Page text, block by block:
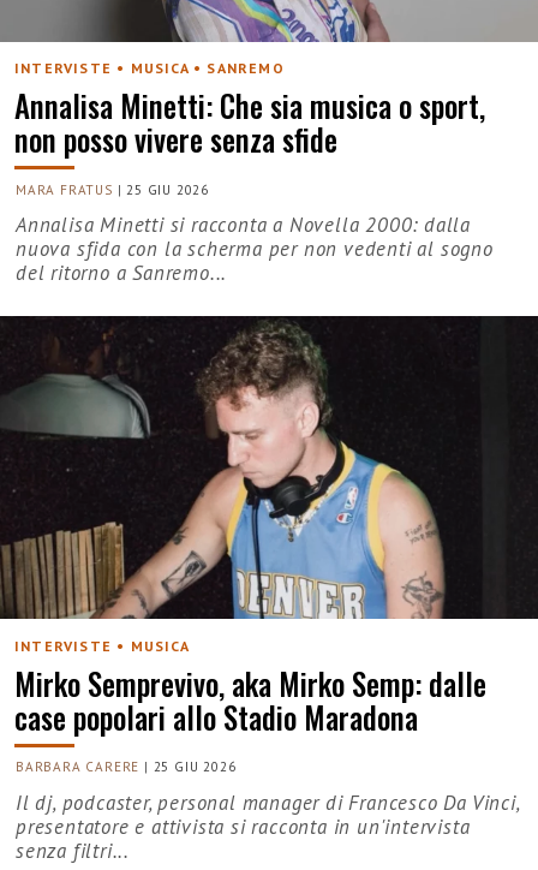
INTERVISTE • MUSICA • SANREMO
Annalisa Minetti: Che sia musica o sport,
non posso vivere senza sfide
MARA FRATUS | 25 GIU 2026
Annalisa Minetti si racconta a Novella 2000: dalla
nuova sfida con la scherma per non vedenti al sogno
del ritorno a Sanremo...
INTERVISTE • MUSICA
Mirko Semprevivo, aka Mirko Semp: dalle
case popolari allo Stadio Maradona
BARBARA CARERE | 25 GIU 2026
Il dj, podcaster, personal manager di Francesco Da Vinci,
presentatore e attivista si racconta in un'intervista
senza filtri...